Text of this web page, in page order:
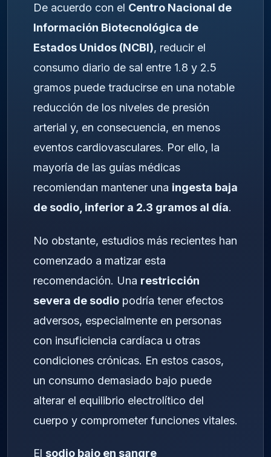
De acuerdo con el Centro Nacional de
Información Biotecnológica de
Estados Unidos (NCBI), reducir el
consumo diario de sal entre 1.8 y 2.5
gramos puede traducirse en una notable
reducción de los niveles de presión
arterial y, en consecuencia, en menos
eventos cardiovasculares. Por ello, la
mayoría de las guías médicas
recomiendan mantener una ingesta baja
de sodio, inferior a 2.3 gramos al día.
No obstante, estudios más recientes han
comenzado a matizar esta
recomendación. Una restricción
severa de sodio podría tener efectos
adversos, especialmente en personas
con insuficiencia cardíaca u otras
condiciones crónicas. En estos casos,
un consumo demasiado bajo puede
alterar el equilibrio electrolítico del
cuerpo y comprometer funciones vitales.
El sodio bajo en sangre